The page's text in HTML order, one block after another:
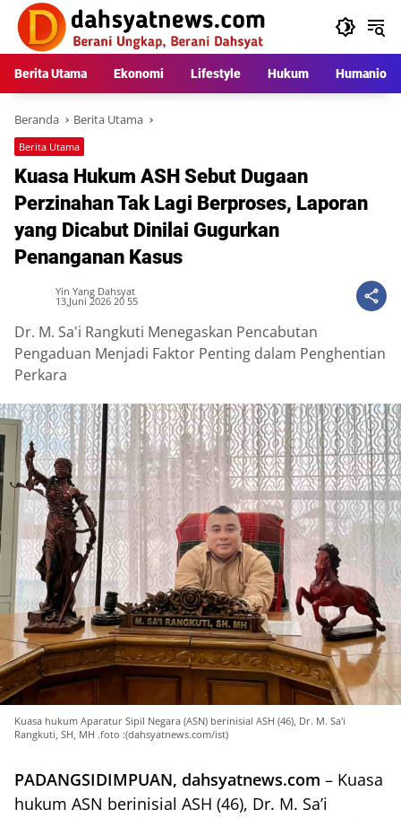
Langsung
konten
Berita Utama Ekonomi Lifestyle Hukum Humaniora
Beranda Berita Utama
Berita Utama
Kuasa Hukum ASH Sebut Dugaan
Perzinahan Tak Lagi Berproses, Laporan
yang Dicabut Dinilai Gugurkan
Penanganan Kasus
Yin Yang Dahsyat
13,Juni 2026 20 55
Dr. M. Sa'i Rangkuti Menegaskan Pencabutan
Pengaduan Menjadi Faktor Penting dalam Penghentian
Perkara
Kuasa hukum Aparatur Sipil Negara (ASN) berinisial ASH (46), Dr. M. Sa'i
Rangkuti, SH, MH .foto :(dahsyatnews.com/ist)
PADANGSIDIMPUAN, dahsyatnews.com – Kuasa
hukum ASN berinisial ASH (46), Dr. M. Sa’i